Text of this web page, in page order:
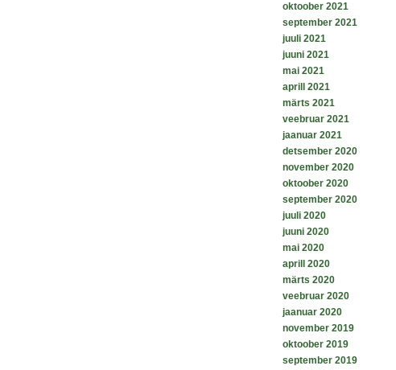
oktoober 2021
september 2021
juuli 2021
juuni 2021
mai 2021
aprill 2021
märts 2021
veebruar 2021
jaanuar 2021
detsember 2020
november 2020
oktoober 2020
september 2020
juuli 2020
juuni 2020
mai 2020
aprill 2020
märts 2020
veebruar 2020
jaanuar 2020
november 2019
oktoober 2019
september 2019